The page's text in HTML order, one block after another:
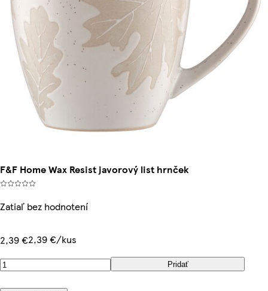
F&F Home Wax Resist javorový list hrnček
Zatiaľ bez hodnotení
2,39 €2,39 €/kus
Pridať